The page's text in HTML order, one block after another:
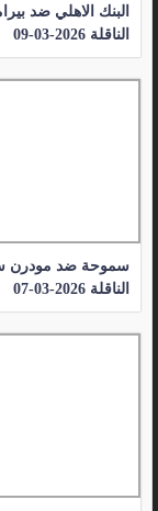
البنك الاهلي ضد
الناقلة 2026-03-09
سموحة ضد مودرن
الناقلة 2026-03-07